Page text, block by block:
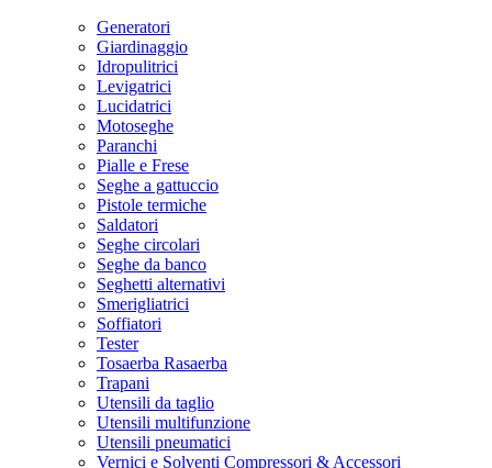
Generatori
Giardinaggio
Idropulitrici
Levigatrici
Lucidatrici
Motoseghe
Paranchi
Pialle e Frese
Seghe a gattuccio
Pistole termiche
Saldatori
Seghe circolari
Seghe da banco
Seghetti alternativi
Smerigliatrici
Soffiatori
Tester
Tosaerba Rasaerba
Trapani
Utensili da taglio
Utensili multifunzione
Utensili pneumatici
Vernici e Solventi Compressori & Accessori